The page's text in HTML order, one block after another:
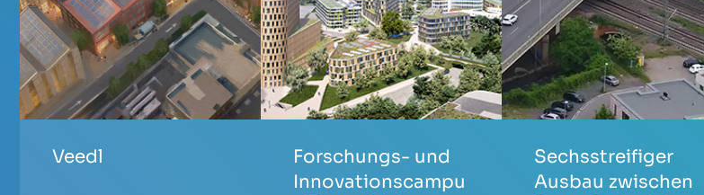
Veedl
Forschungs- und
Innovationscampu
Sechsstreifiger
Ausbau zwischen